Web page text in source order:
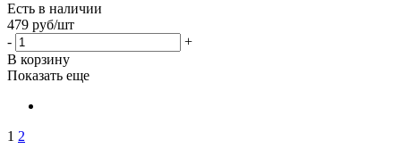
Есть в наличии
479 руб/шт
-
+
В корзину
Показать еще
1 2